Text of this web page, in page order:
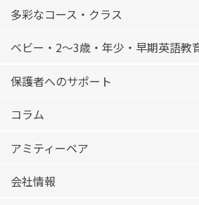
多彩なコース・クラス
ベビー・2〜3歳・年少・早期英語教
保護者へのサポート
コラム
アミティーベア
会社情報